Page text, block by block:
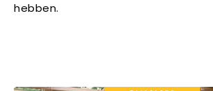
hebben.